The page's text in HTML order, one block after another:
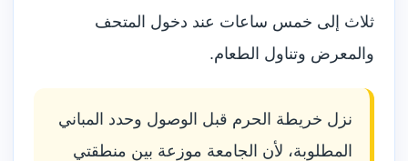
ثلاث إلى خمس ساعات عند دخول المتحف
والمعرض وتناول الطعام.
نزل خريطة الحرم قبل الوصول وحدد المباني
المطلوبة، لأن الجامعة موزعة بين منطقتي